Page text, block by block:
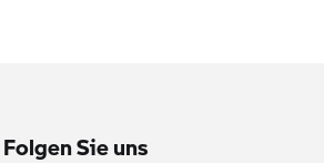
Folgen Sie uns